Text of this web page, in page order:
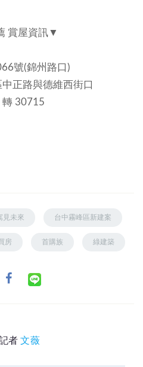
賞屋資訊▼
號(錦州路口)
正路與德維西街口
30715
見未來 台中霧峰區新建案
房 首購族 綠建築
者文薇